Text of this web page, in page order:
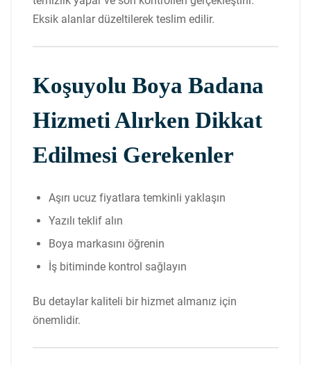
Eksik alanlar düzeltilerek teslim edilir.
Koşuyolu Boya Badana
Hizmeti Alırken Dikkat
Edilmesi Gerekenler
Aşırı ucuz fiyatlara temkinli yaklaşın
Yazılı teklif alın
Boya markasını öğrenin
İş bitiminde kontrol sağlayın
Bu detaylar kaliteli bir hizmet almanız için
önemlidir.